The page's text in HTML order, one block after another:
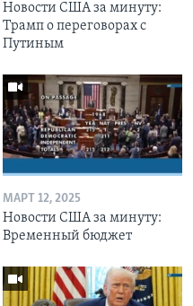
Новости США за минуту:
Трамп о переговорах с
Путиным
МАРТ 12, 2025
Новости США за минуту:
Временный бюджет